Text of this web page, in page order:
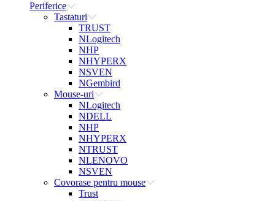
Periferice
Tastaturi
TRUST
NLogitech
NHP
NHYPERX
NSVEN
NGembird
Mouse-uri
NLogitech
NDELL
NHP
NHYPERX
NTRUST
NLENOVO
NSVEN
Covorase pentru mouse
Trust